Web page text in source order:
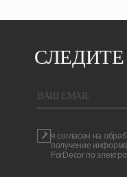
BAШ EMAIL
я согласен на
получение
ForDecor по